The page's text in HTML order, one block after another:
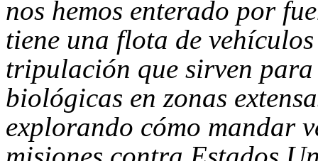
nos hemos enterado por
tiene una flota de
tripulación que sirven
biológicas en zonas
explorando cómo mandar